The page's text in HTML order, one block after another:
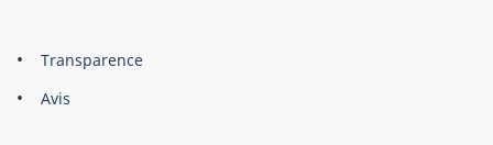
About
this
Brand
Transparence
Avis